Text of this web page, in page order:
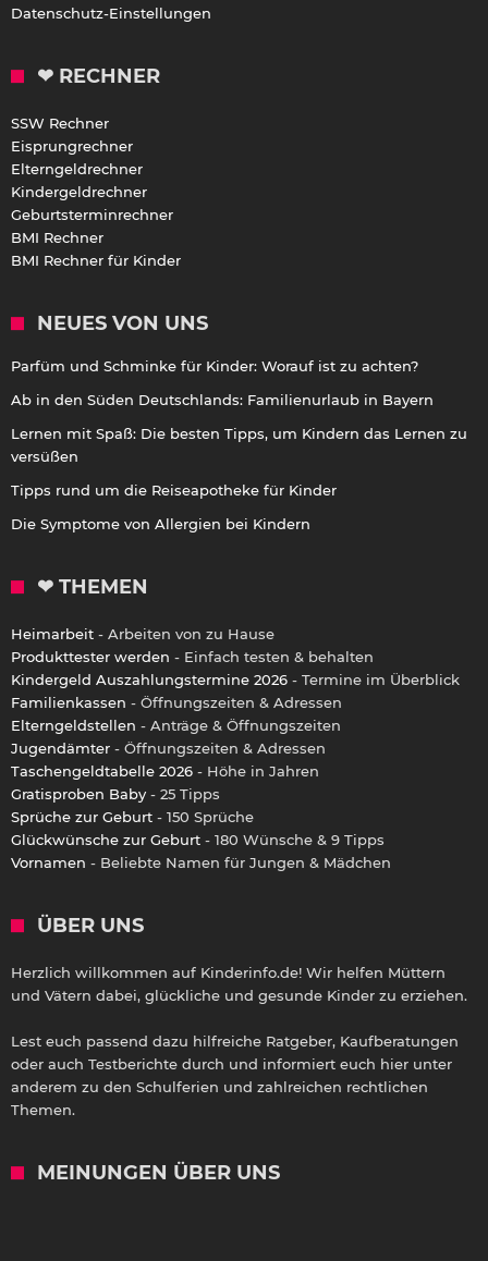
Datenschutz-Einstellungen
❤ RECHNER
SSW Rechner
Eisprungrechner
Elterngeldrechner
Kindergeldrechner
Geburtsterminrechner
BMI Rechner
BMI Rechner für Kinder
NEUES VON UNS
Parfüm und Schminke für Kinder: Worauf ist zu achten?
Ab in den Süden Deutschlands: Familienurlaub in Bayern
Lernen mit Spaß: Die besten Tipps, um Kindern das Lernen zu
versüßen
Tipps rund um die Reiseapotheke für Kinder
Die Symptome von Allergien bei Kindern
❤ THEMEN
Heimarbeit - Arbeiten von zu Hause
Produkttester werden - Einfach testen & behalten
Kindergeld Auszahlungstermine 2026 - Termine im Überblick
Familienkassen - Öffnungszeiten & Adressen
Elterngeldstellen - Anträge & Öffnungszeiten
Jugendämter - Öffnungszeiten & Adressen
Taschengeldtabelle 2026 - Höhe in Jahren
Gratisproben Baby - 25 Tipps
Sprüche zur Geburt - 150 Sprüche
Glückwünsche zur Geburt - 180 Wünsche & 9 Tipps
Vornamen - Beliebte Namen für Jungen & Mädchen
ÜBER UNS
Herzlich willkommen auf Kinderinfo.de! Wir helfen Müttern
und Vätern dabei, glückliche und gesunde Kinder zu erziehen.
Lest euch passend dazu hilfreiche Ratgeber, Kaufberatungen
oder auch Testberichte durch und informiert euch hier unter
anderem zu den Schulferien und zahlreichen rechtlichen
Themen.
MEINUNGEN ÜBER UNS